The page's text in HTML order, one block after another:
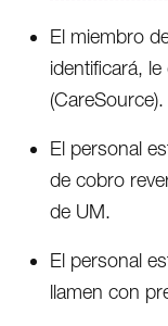
El miembro
identificará,
(CareSource).
El personal
de cobro
de UM.
El personal
llamen con